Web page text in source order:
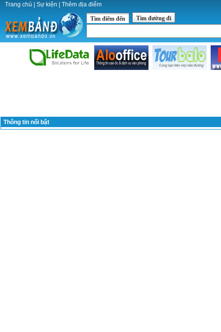
Trang chủ Sự kiện Thêm địa điểm
Tìm điểm đến Tìm đường đi
Thông tin nổi bật